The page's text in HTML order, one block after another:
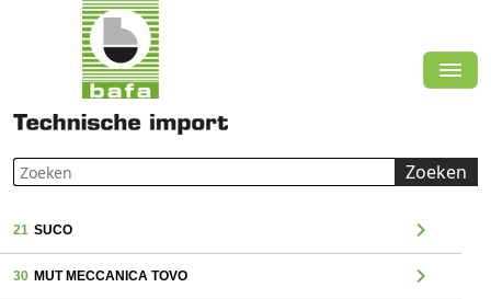
Zoeken
21 SUCO chevron_right
30 MUT MECCANICA TOVO chevron_right